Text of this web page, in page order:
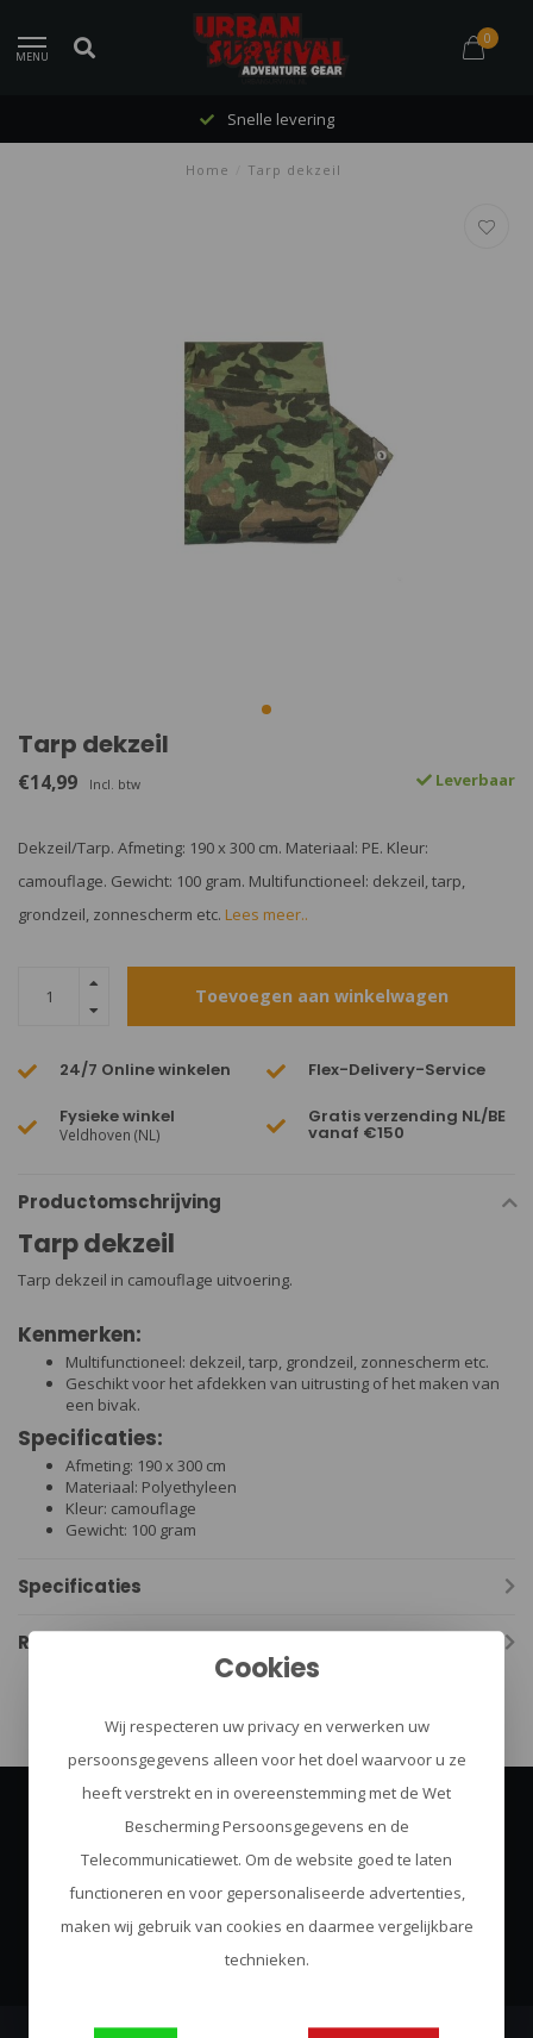
MENU
0
Snelle levering
Home Tarp dekzeil
Tarp dekzeil
€14,99 Incl. btw Leverbaar
Dekzeil/Tarp. Afmeting: 190 x 300 cm. Materiaal: PE. Kleur:
camouflage. Gewicht: 100 gram. Multifunctioneel: dekzeil, tarp,
grondzeil, zonnescherm etc. Lees meer..
Toevoegen aan winkelwagen
24/7 Online winkelen Flex-Delivery-Service
Fysieke winkel
Veldhoven (NL)
Gratis verzending NL/BE
vanaf €150
Productomschrijving
Tarp dekzeil
Tarp dekzeil in camouflage uitvoering.
Kenmerken:
Multifunctioneel: dekzeil, tarp, grondzeil, zonnescherm etc.
Geschikt voor het afdekken van uitrusting of het maken van
een bivak.
Specificaties:
Afmeting: 190 x 300 cm
Materiaal: Polyethyleen
Kleur: camouflage
Gewicht: 100 gram
Specificaties
Reviews
Abonneer je op onze nieuwsbrief
Blijf op de hoogte over onze laatste acties
Abonneer
Cookies
Wij respecteren uw privacy en verwerken uw
persoonsgegevens alleen voor het doel waarvoor u ze
heeft verstrekt en in overeenstemming met de Wet
Bescherming Persoonsgegevens en de
Telecommunicatiewet. Om de website goed te laten
functioneren en voor gepersonaliseerde advertenties,
maken wij gebruik van cookies en daarmee vergelijkbare
technieken.